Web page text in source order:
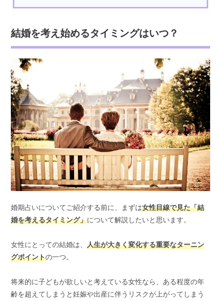
結婚を考え始めるタイミングはいつ？
婚期占いについてご紹介する前に、まずは女性目線で見た「結
婚を考えるタイミング」について解説したいと思います。
女性にとっての結婚は、人生が大きく変化する重要なターニン
グポイントの一つ。
将来的に子どもが欲しいと考えている女性なら、ある程度の年
齢を超えてしまうと妊娠や出産に伴うリスクが上がってしまう